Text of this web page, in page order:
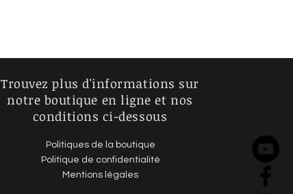
Trouvez plus d'informations sur
notre boutique en ligne et nos
conditions ci-dessous
Politiques de la boutique
Politique de confidentialité
Mentions légales